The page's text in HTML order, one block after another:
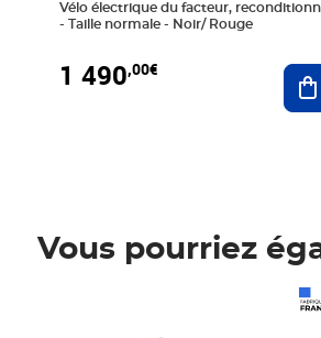
Vélo électrique du facteur,
- Taille normale - Noir/ Rouge
1 490,00€
Vous pourriez